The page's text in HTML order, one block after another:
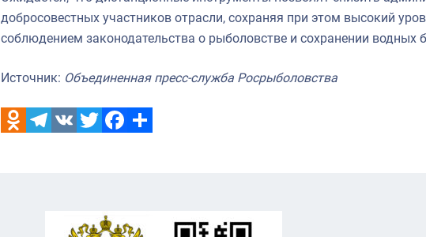
добросовестных участников отрасли, сохраняя при этом высокий
соблюдением законодательства о рыболовстве и сохранении водных
Источник: Объединенная пресс-служба Росрыболовства